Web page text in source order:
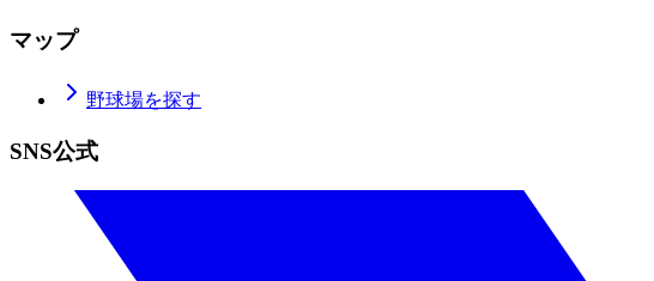
マップ
野球場を探す
SNS公式